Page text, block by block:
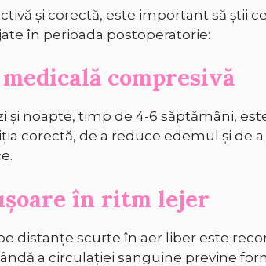
și corectă, este important să știi
în perioada postoperatorie:
compresivă
și noapte, timp de 4-6 săptămâni,
corectă, de a reduce edemul și de
în ritm lejer
distanțe scurte în aer liber este
a circulației sanguine previne